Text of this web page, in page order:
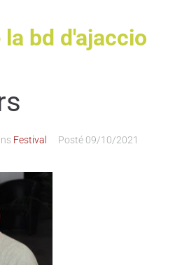
bd d'ajaccio
Festival Posté 09/10/2021